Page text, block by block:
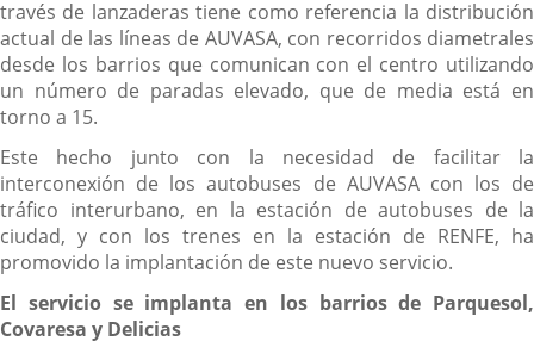
través de lanzaderas tiene como referencia la distribución
actual de las líneas de AUVASA, con recorridos diametrales
desde los barrios que comunican con el centro utilizando
un número de paradas elevado, que de media está en
torno a 15.
Este hecho junto con la necesidad de facilitar la
interconexión de los autobuses de AUVASA con los de
tráfico interurbano, en la estación de autobuses de la
ciudad, y con los trenes en la estación de RENFE, ha
promovido la implantación de este nuevo servicio.
El servicio se implanta en los barrios de Parquesol,
Covaresa y Delicias